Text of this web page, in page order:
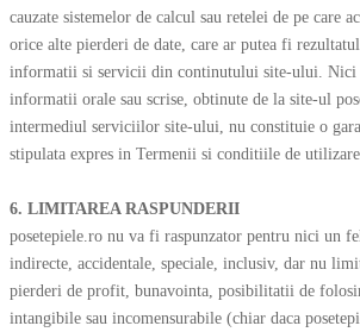
cauzate sistemelor de calcul sau retelei de pe care
orice alte pierderi de date, care ar putea fi
informatii si servicii din continutului site-ului. Nici
informatii orale sau scrise, obtinute de la site-ul
intermediul serviciilor site-ului, nu constituie o
stipulata expres in Termenii si conditiile de utilizare.
6. LIMITAREA RASPUNDERII
posetepiele.ro nu va fi raspunzator pentru nici un
indirecte, accidentale, speciale, inclusiv, dar nu
pierderi de profit, bunavointa, posibilitatii de
intangibile sau incomensurabile (chiar daca